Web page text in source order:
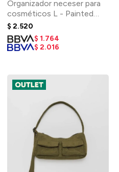
Organizador neceser para
cosméticos L - Painted
Wildflower
$ 2.520
$ 1.764
$ 2.016